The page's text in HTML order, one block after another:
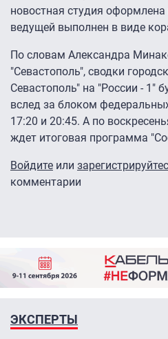
новостная студия
ведущей выполнен в виде
По словам Александра
"Севастополь", сводки
Севастополь" на "России - 1"
вслед за блоком
17:20 и 20:45. А по
ждет итоговая программа
Войдите или
комментарии
ЭКСПЕРТЫ